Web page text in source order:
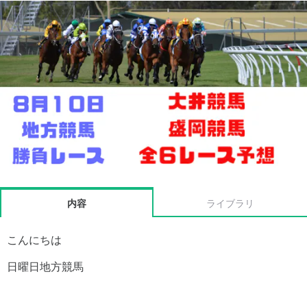
内容 ライブラリ
こんにちは
日曜日地方競馬